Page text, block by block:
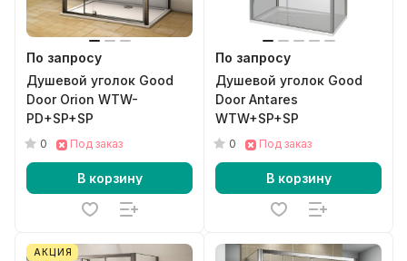
По запросу
Душевой уголок Good
Door Orion WTW-
PD+SP+SP
0 Под заказ
В корзину
По запросу
Душевой уголок Good
Door Antares
WTW+SP+SP
0 Под заказ
В корзину
АКЦИЯ